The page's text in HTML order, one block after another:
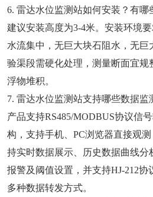
6. 雷达水位监测站如何安装？有哪
建议安装高度为3-4米。安装环境
水流集中，无巨大块石阻水，无巨
验渠段需硬化处理，测量断面宜规
浮物堆积。
7. 雷达水位监测站支持哪些数据监
产品支持RS485/MODBUS协议信
构，支持手机、PC浏览器直接观
持实时数据展示、历史数据曲线分
报警及阈值设置，并支持HJ-212协
多种数据转发方式。